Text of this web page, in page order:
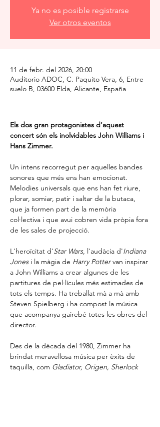
Ya no es posible registrarse
Ver otros eventos
11 de febr. del 2026, 20:00
Auditorio ADOC, C. Paquito Vera, 6, Entre
suelo B, 03600 Elda, Alicante, España
Els dos gran protagonistes d’aquest
concert són els inolvidables John Williams i
Hans Zimmer.
Un intens recorregut per aquelles bandes
sonores que més ens han emocionat.
Melodies universals que ens han fet riure,
plorar, somiar, patir i saltar de la butaca,
que ja formen part de la memòria
col·lectiva i que avui cobren vida pròpia fora
de les sales de projecció.
L'heroïcitat d'Star Wars, l'audàcia d'Indiana
Jones i la màgia de Harry Potter van inspirar
a John Williams a crear algunes de les
partitures de pel·lícules més estimades de
tots els temps. Ha treballat mà a mà amb
Steven Spielberg i ha compost la música
que acompanya gairebé totes les obres del
director.
Des de la dècada del 1980, Zimmer ha
brindat meravellosa música per èxits de
taquilla, com Gladiator, Origen, Sherlock